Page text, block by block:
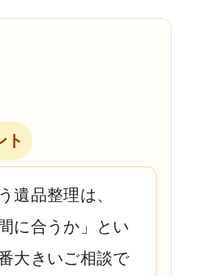
ト
遺品整理は、
に合うか」とい
大きいご相談で